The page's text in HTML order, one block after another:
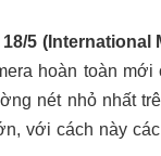
5 (International
hoàn toàn
nét nhỏ nhất
với cách này